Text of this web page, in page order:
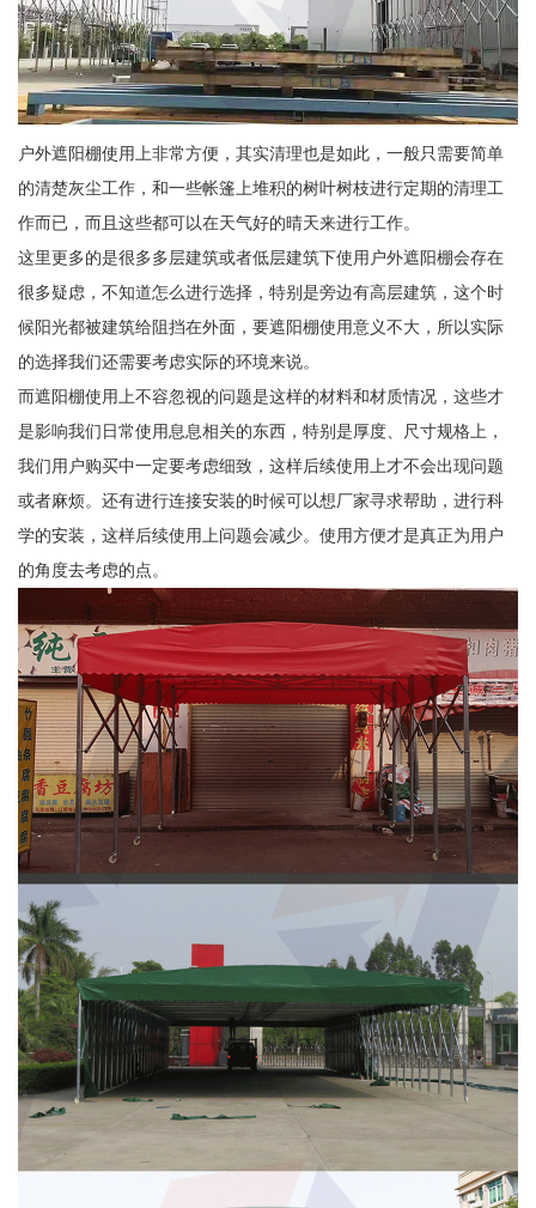
户外遮阳棚使用上非常方便，其实清理也是如此，一般只需要简单
的清楚灰尘工作，和一些帐篷上堆积的树叶树枝进行定期的清理工
作而已，而且这些都可以在天气好的晴天来进行工作。
这里更多的是很多多层建筑或者低层建筑下使用户外遮阳棚会存在
很多疑虑，不知道怎么进行选择，特别是旁边有高层建筑，这个时
候阳光都被建筑给阻挡在外面，要遮阳棚使用意义不大，所以实际
的选择我们还需要考虑实际的环境来说。
而遮阳棚使用上不容忽视的问题是这样的材料和材质情况，这些才
是影响我们日常使用息息相关的东西，特别是厚度、尺寸规格上，
我们用户购买中一定要考虑细致，这样后续使用上才不会出现问题
或者麻烦。还有进行连接安装的时候可以想厂家寻求帮助，进行科
学的安装，这样后续使用上问题会减少。使用方便才是真正为用户
的角度去考虑的点。